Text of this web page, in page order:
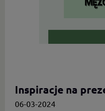
Inspiracje na
którzy cenią
06-03-2024